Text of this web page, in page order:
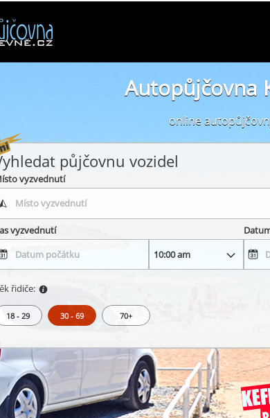
Autopůjčovna
online
půjčovnu vozidel
vyzvednutí
vyzvednutí
řidiče:
18 - 29 30 - 69 70+